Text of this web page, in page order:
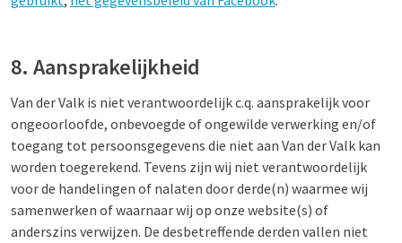
8. Aansprakelijkheid
Van der Valk is niet verantwoordelijk c.q. aansprakelijk voor
ongeoorloofde, onbevoegde of ongewilde verwerking en/of
toegang tot persoonsgegevens die niet aan Van der Valk kan
worden toegerekend. Tevens zijn wij niet verantwoordelijk
voor de handelingen of nalaten door derde(n) waarmee wij
samenwerken of waarnaar wij op onze website(s) of
anderszins verwijzen. De desbetreffende derden vallen niet